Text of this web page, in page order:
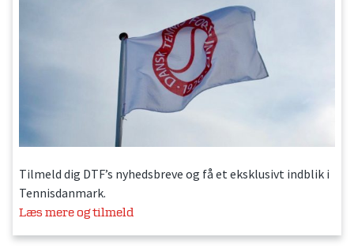
Tilmeld dig DTF’s nyhedsbreve og få et eksklusivt indblik i
Tennisdanmark.
Læs mere og tilmeld